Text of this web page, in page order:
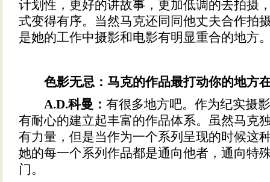
计划性，更好的讲故事，更加低调的去拍摄
式变得有序。当然马克还同同他丈夫合作拍
是她的工作中摄影和电影有明显重合的地方
色影无忌：马克的作品最打动你的地方
A.D.科曼： 有很多地方吧。作为纪实摄
有耐心的建立起丰富的作品体系。虽然马克
有力量，但是当作为一个系列呈现的时候这
她的每一个系列作品都是通向他者，通向特
门。